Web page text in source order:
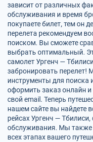
зависит от различных
обслуживания и время
покупаете билет, тем он
перелета рекомендуем
поиском. Вы сможете
выбрать оптимальный.
самолет Ургенч —
забронировать
инструменты для
оформить заказ онлайн
свой email. Теперь
нашем сайте вы найдете
рейсах Ургенч —
обслуживания. Мы также
всех этапах вашего